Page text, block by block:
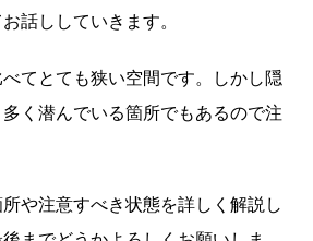
話ししていきます。
てとても狭い空間です。しかし隠
く潜んでいる箇所でもあるので注
や注意すべき状態を詳しく解説し